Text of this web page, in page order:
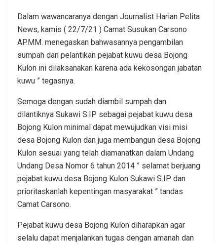
Dalam wawancaranya dengan Journalist Harian Pelita
News, kamis ( 22/7/21 ) Camat Susukan Carsono
AP.MM. menegaskan bahwasannya pengambilan
sumpah dan pelantikan pejabat kuwu desa Bojong
Kulon ini dilaksanakan karena ada kekosongan jabatan
kuwu ” tegasnya.
Semoga dengan sudah diambil sumpah dan
dilantiknya Sukawi S.IP sebagai pejabat kuwu desa
Bojong Kulon minimal dapat mewujudkan visi misi
desa Bojong Kulon dan juga membangun desa Bojong
Kulon sesuai yang telah diamanatkan dalam Undang
Undang Desa Nomor 6 tahun 2014 ” selamat berjuang
pejabat kuwu desa Bojong Kulon Sukawi S.IP dan
prioritaskanlah kepentingan masyarakat ” tandas
Camat Carsono.
Pejabat kuwu desa Bojong Kulon diharapkan agar
selalu dapat menjalankan tugas dengan amanah dan